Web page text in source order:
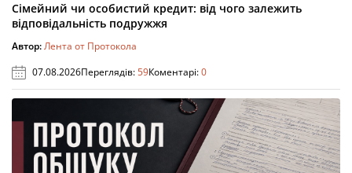
Сімейний чи особистий кредит: від чого залежить
відповідальність подружжя
Автор:Лента от Протокола
07.08.2026Переглядів:59Коментарі:0